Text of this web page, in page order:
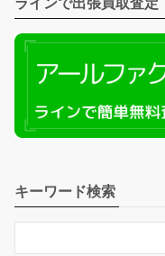
キーワード検索